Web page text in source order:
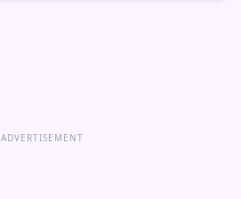
ADVERTISEMENT